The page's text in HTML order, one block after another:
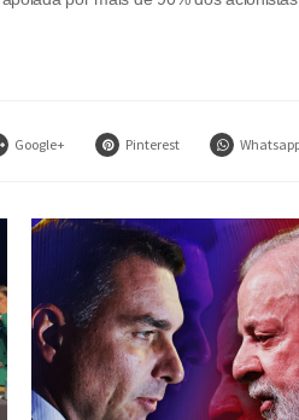
Google+ Pinterest